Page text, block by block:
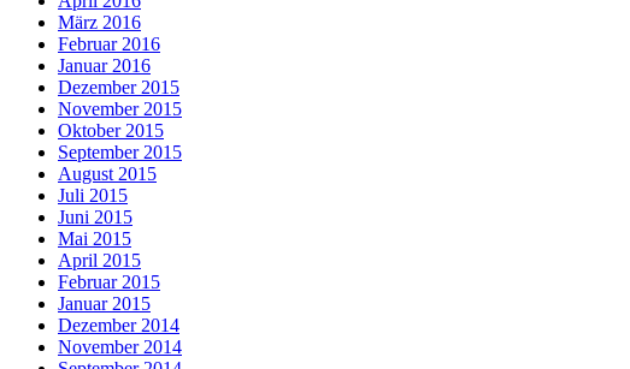
März 2016
Februar 2016
Januar 2016
Dezember 2015
November 2015
Oktober 2015
September 2015
August 2015
Juli 2015
Juni 2015
Mai 2015
April 2015
Februar 2015
Januar 2015
Dezember 2014
November 2014